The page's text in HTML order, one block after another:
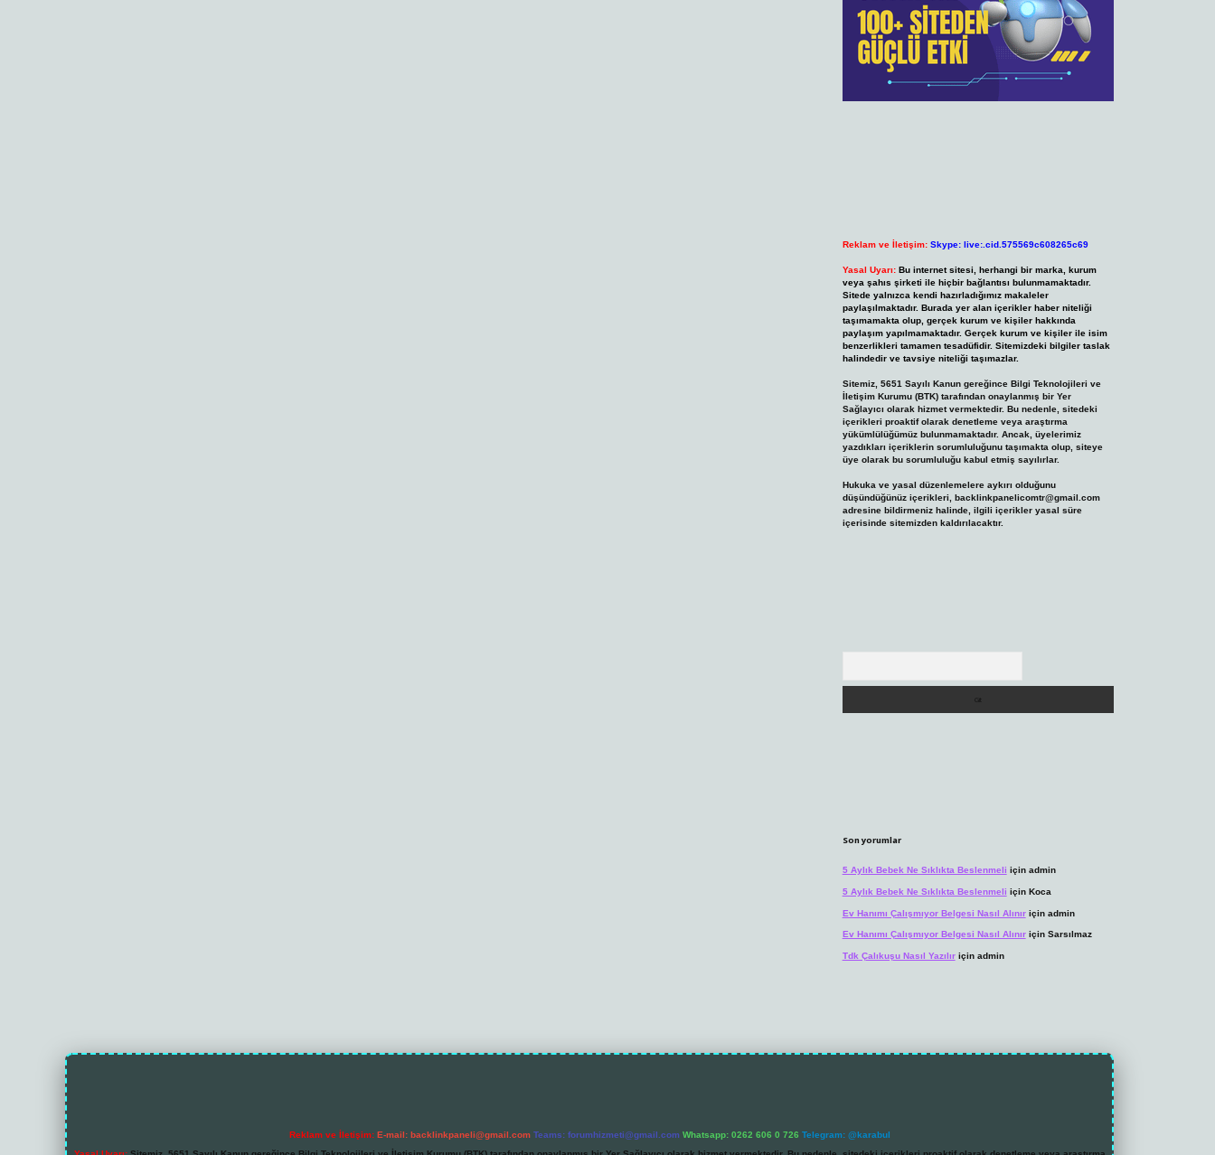
Reklam ve İletişim: Skype: live:.cid.575569c608265c69
Yasal Uyarı: Bu internet sitesi, herhangi bir marka, kurum
veya şahıs şirketi ile hiçbir bağlantısı bulunmamaktadır.
Sitede yalnızca kendi hazırladığımız makaleler
paylaşılmaktadır. Burada yer alan içerikler haber niteliği
taşımamakta olup, gerçek kurum ve kişiler hakkında
paylaşım yapılmamaktadır. Gerçek kurum ve kişiler ile isim
benzerlikleri tamamen tesadüfidir. Sitemizdeki bilgiler taslak
halindedir ve tavsiye niteliği taşımazlar.
Sitemiz, 5651 Sayılı Kanun gereğince Bilgi Teknolojileri ve
İletişim Kurumu (BTK) tarafından onaylanmış bir Yer
Sağlayıcı olarak hizmet vermektedir. Bu nedenle, sitedeki
içerikleri proaktif olarak denetleme veya araştırma
yükümlülüğümüz bulunmamaktadır. Ancak, üyelerimiz
yazdıkları içeriklerin sorumluluğunu taşımakta olup, siteye
üye olarak bu sorumluluğu kabul etmiş sayılırlar.
Hukuka ve yasal düzenlemelere aykırı olduğunu
düşündüğünüz içerikleri, backlinkpanelicomtr@gmail.com
adresine bildirmeniz halinde, ilgili içerikler yasal süre
içerisinde sitemizden kaldırılacaktır.
Son yorumlar
5 Aylık Bebek Ne Sıklıkta Beslenmeli için admin
5 Aylık Bebek Ne Sıklıkta Beslenmeli için Koca
Ev Hanımı Çalışmıyor Belgesi Nasıl Alınıriçin admin
Ev Hanımı Çalışmıyor Belgesi Nasıl Alınıriçin Sarsılmaz
Tdk Çalıkuşu Nasıl Yazılıriçin admin
Reklam ve İletişim: E-mail: backlinkpaneli@gmail.com Teams: forumhizmeti@gmail.com Whatsapp: 0262 606 0 726 Telegram: @karabul